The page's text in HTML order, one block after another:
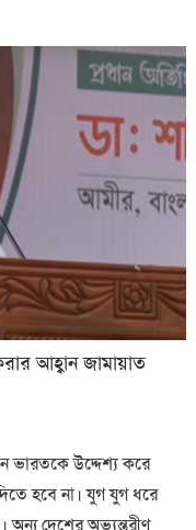
আহ্বান জামায়াত
ভারতকে উদ্দেশ্য করে
হবে না। যুগ যুগ ধরে
অন্য দেশের অভ্যন্তরীণ